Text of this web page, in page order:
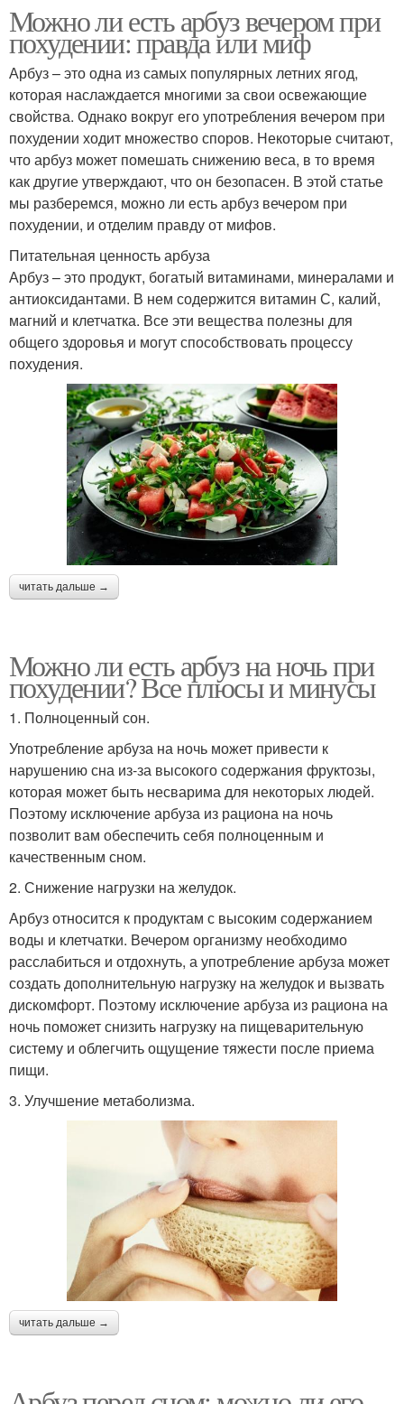
Можно ли есть арбуз вечером при
похудении: правда или миф
Арбуз – это одна из самых популярных летних ягод,
которая наслаждается многими за свои освежающие
свойства. Однако вокруг его употребления вечером при
похудении ходит множество споров. Некоторые считают,
что арбуз может помешать снижению веса, в то время
как другие утверждают, что он безопасен. В этой статье
мы разберемся, можно ли есть арбуз вечером при
похудении, и отделим правду от мифов.
Питательная ценность арбуза
Арбуз – это продукт, богатый витаминами, минералами и
антиоксидантами. В нем содержится витамин С, калий,
магний и клетчатка. Все эти вещества полезны для
общего здоровья и могут способствовать процессу
похудения.
читать дальше →
Можно ли есть арбуз на ночь при
похудении? Все плюсы и минусы
1. Полноценный сон.
Употребление арбуза на ночь может привести к
нарушению сна из-за высокого содержания фруктозы,
которая может быть несварима для некоторых людей.
Поэтому исключение арбуза из рациона на ночь
позволит вам обеспечить себя полноценным и
качественным сном.
2. Снижение нагрузки на желудок.
Арбуз относится к продуктам с высоким содержанием
воды и клетчатки. Вечером организму необходимо
расслабиться и отдохнуть, а употребление арбуза может
создать дополнительную нагрузку на желудок и вызвать
дискомфорт. Поэтому исключение арбуза из рациона на
ночь поможет снизить нагрузку на пищеварительную
систему и облегчить ощущение тяжести после приема
пищи.
3. Улучшение метаболизма.
читать дальше →